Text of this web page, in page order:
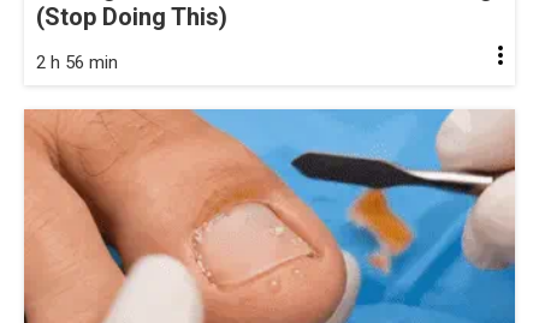
(Stop Doing This)
2 h 56 min